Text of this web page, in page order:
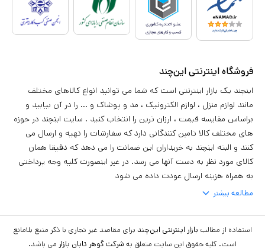
فروشگاه اینترنتی این‌چند
اینچند یک بازار اینترنتی است که شما می توانید انواع کالاهای مختلف
مانند لوازم منزل ، لوازم الکترونیک ، مد و پوشاک و ... را در آن بیابید و
براساس مقایسه قیمت ، ارزان ترین را انتخاب کنید . سایت اینچند در حوزه
های مختلف کالا تامین کنندگانی دارد که سفارشات را تهیه و ارسال می
کنند و البته اینچند به خریداران این ضمانت را می دهد که دقیقا همان
کالای مورد نظر به دست آنها می رسد. در غیر اینصورت کلیه وجه پرداختی
به همراه هزینه ارسال عودت داده می شود
مطالعه بیشتر
استفاده از مطالب بازار اینترنتی این‌چند برای مقاصد غیر تجاری با ذکر منبع بلامانع
است. کلیه حقوق این سایت متعلق به شرکت گوهر تابان بازار می باشد.